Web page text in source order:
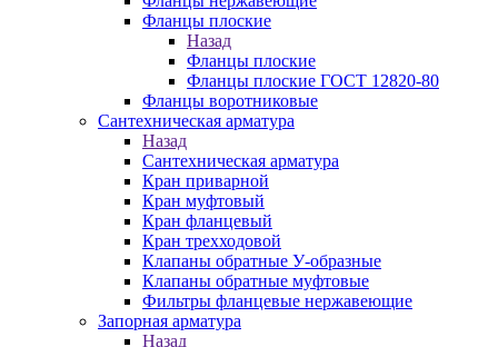
Фланцы плоские
Назад
Фланцы плоские
Фланцы плоские ГОСТ 12820-80
Фланцы воротниковые
Сантехническая арматура
Назад
Сантехническая арматура
Кран приварной
Кран муфтовый
Кран фланцевый
Кран трехходовой
Клапаны обратные У-образные
Клапаны обратные муфтовые
Фильтры фланцевые нержавеющие
Запорная арматура
Назад